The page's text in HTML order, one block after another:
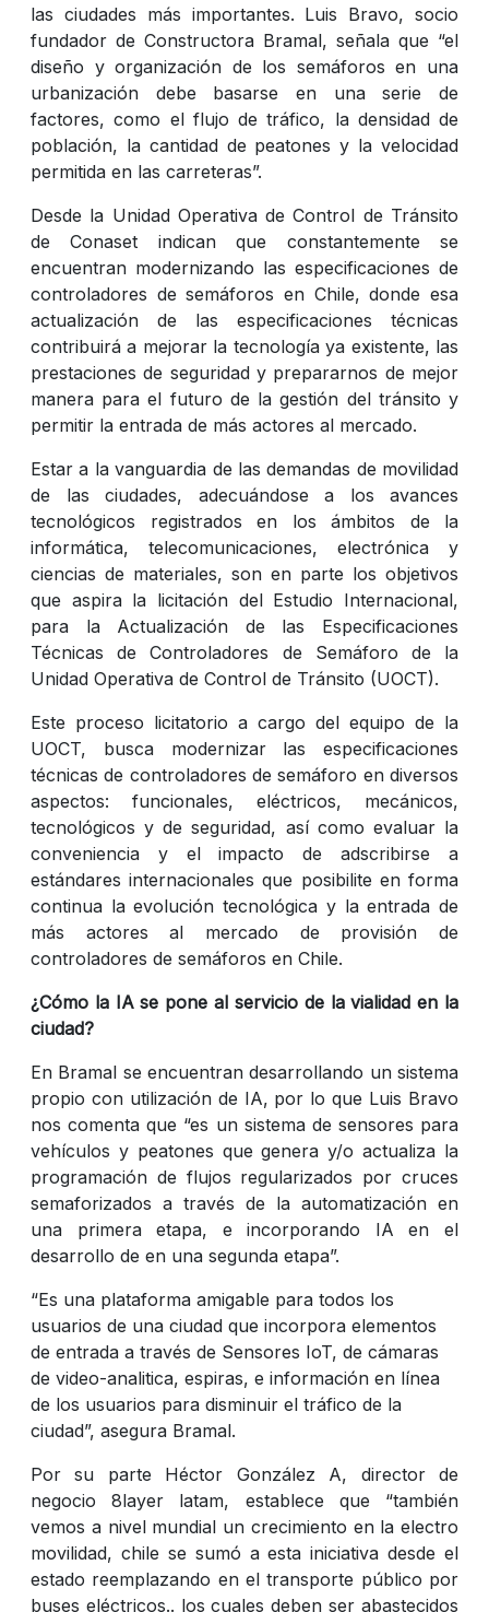
las ciudades más importantes. Luis Bravo, socio
fundador de Constructora Bramal, señala que “el
diseño y organización de los semáforos en una
urbanización debe basarse en una serie de
factores, como el flujo de tráfico, la densidad de
población, la cantidad de peatones y la velocidad
permitida en las carreteras”.
Desde la Unidad Operativa de Control de Tránsito
de Conaset indican que constantemente se
encuentran modernizando las especificaciones de
controladores de semáforos en Chile, donde esa
actualización de las especificaciones técnicas
contribuirá a mejorar la tecnología ya existente, las
prestaciones de seguridad y prepararnos de mejor
manera para el futuro de la gestión del tránsito y
permitir la entrada de más actores al mercado.
Estar a la vanguardia de las demandas de movilidad
de las ciudades, adecuándose a los avances
tecnológicos registrados en los ámbitos de la
informática, telecomunicaciones, electrónica y
ciencias de materiales, son en parte los objetivos
que aspira la licitación del Estudio Internacional,
para la Actualización de las Especificaciones
Técnicas de Controladores de Semáforo de la
Unidad Operativa de Control de Tránsito (UOCT).
Este proceso licitatorio a cargo del equipo de la
UOCT, busca modernizar las especificaciones
técnicas de controladores de semáforo en diversos
aspectos: funcionales, eléctricos, mecánicos,
tecnológicos y de seguridad, así como evaluar la
conveniencia y el impacto de adscribirse a
estándares internacionales que posibilite en forma
continua la evolución tecnológica y la entrada de
más actores al mercado de provisión de
controladores de semáforos en Chile.
¿Cómo la IA se pone al servicio de la vialidad en la
ciudad?
En Bramal se encuentran desarrollando un sistema
propio con utilización de IA, por lo que Luis Bravo
nos comenta que “es un sistema de sensores para
vehículos y peatones que genera y/o actualiza la
programación de flujos regularizados por cruces
semaforizados a través de la automatización en
una primera etapa, e incorporando IA en el
desarrollo de en una segunda etapa”.
“Es una plataforma amigable para todos los
usuarios de una ciudad que incorpora elementos
de entrada a través de Sensores IoT, de cámaras
de video-analitica, espiras, e información en línea
de los usuarios para disminuir el tráfico de la
ciudad”, asegura Bramal.
Por su parte Héctor González A, director de
negocio 8layer latam, establece que “también
vemos a nivel mundial un crecimiento en la electro
movilidad, chile se sumó a esta iniciativa desde el
estado reemplazando en el transporte público por
buses eléctricos.. los cuales deben ser abastecidos